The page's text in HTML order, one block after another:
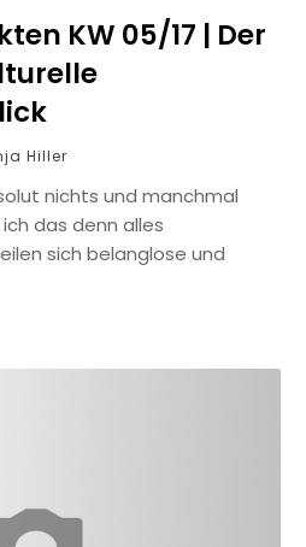
KW 05/17 | Der
Hiller
nichts und manchmal
das denn alles
sich belanglose und